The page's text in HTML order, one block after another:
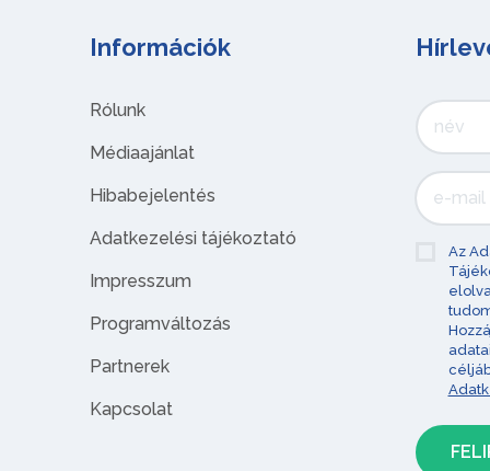
Információk
Rólunk
Médiaajánlat
Hibabejelentés
Adatkezelési tájékoztató
Impresszum
Programváltozás
Partnerek
Kapcsolat
Az